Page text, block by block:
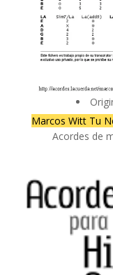
Marcos Witt Tu
Acordes de